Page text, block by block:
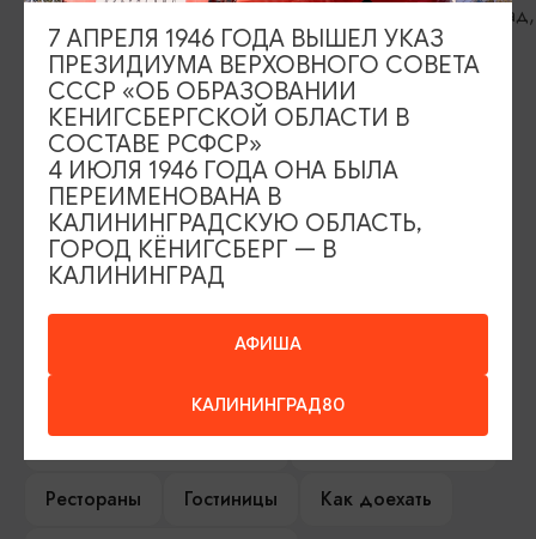
375
ИЩИТЕ ТАКЖЕ НА НАШЕМ САЙТЕ
Серебряное ожерелье
Электронная виза
Туры и экскурсии
Гостевая книга
Достопримечательности
Карты и маршруты
Рестораны
Гостиницы
Как доехать
АФИША
КАЛИНИНГРАД80
7 АПРЕЛЯ 1946 ГОДА ВЫШЕЛ УКАЗ
ПРЕЗИДИУМА ВЕРХОВНОГО СОВЕТА
СССР «ОБ ОБРАЗОВАНИИ
КЕНИГСБЕРГСКОЙ ОБЛАСТИ В
СОСТАВЕ РСФСР»
4 ИЮЛЯ 1946 ГОДА ОНА БЫЛА
ПЕРЕИМЕНОВАНА В
КАЛИНИНГРАДСКУЮ ОБЛАСТЬ,
ГОРОД КЁНИГСБЕРГ — В
КАЛИНИНГРАД